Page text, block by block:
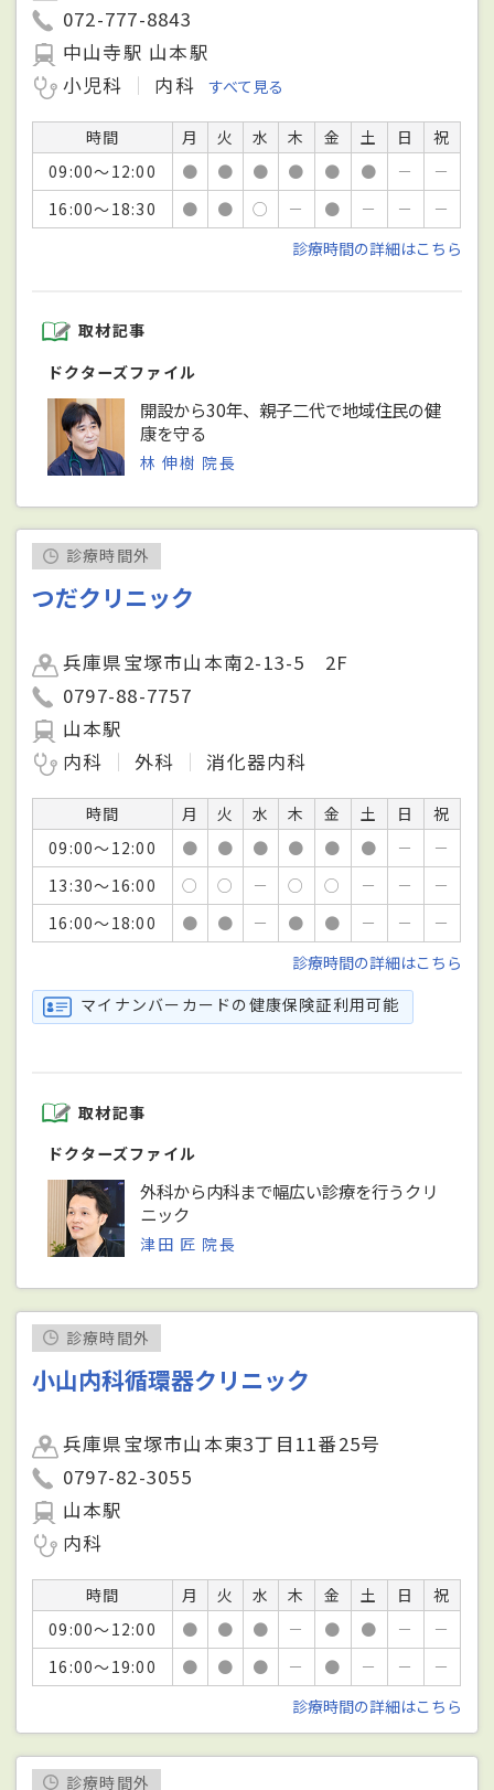
072-777-8843
中山寺駅 山本駅
小児科
内科 すべて見る
時間 月 火 水 木 金 土 日
祝
09:00～12:00
● ● ● ● ● ● －
－
16:00～18:30
● ● ○ － ● － －
－
診療時間の詳細はこちら
取材記事
ドクターズファイル
開設から30年、親子二代で地域住民の健
康を守る
林 伸樹 院長
診療時間外
つだクリニック
兵庫県宝塚市山本南2-13-5 2F
0797-88-7757
山本駅
内科
外科 消化器内科
時間 月 火 水 木 金 土 日
祝
09:00～12:00
● ● ● ● ● ● －
－
13:30～16:00
○ ○ － ○ ○ － －
－
16:00～18:00
● ● － ● ● － －
－
診療時間の詳細はこちら
マイナンバーカードの健康保険証利用可能
取材記事
ドクターズファイル
外科から内科まで幅広い診療を行うクリ
ニック
津田 匠 院長
診療時間外
小山内科循環器クリニック
兵庫県宝塚市山本東3丁目11番25号
0797-82-3055
山本駅
内科
時間 月 火 水 木 金 土 日
祝
09:00～12:00
● ● ● － ● ● －
－
16:00～19:00
● ● ● － ● － －
－
診療時間の詳細はこちら
診療時間外